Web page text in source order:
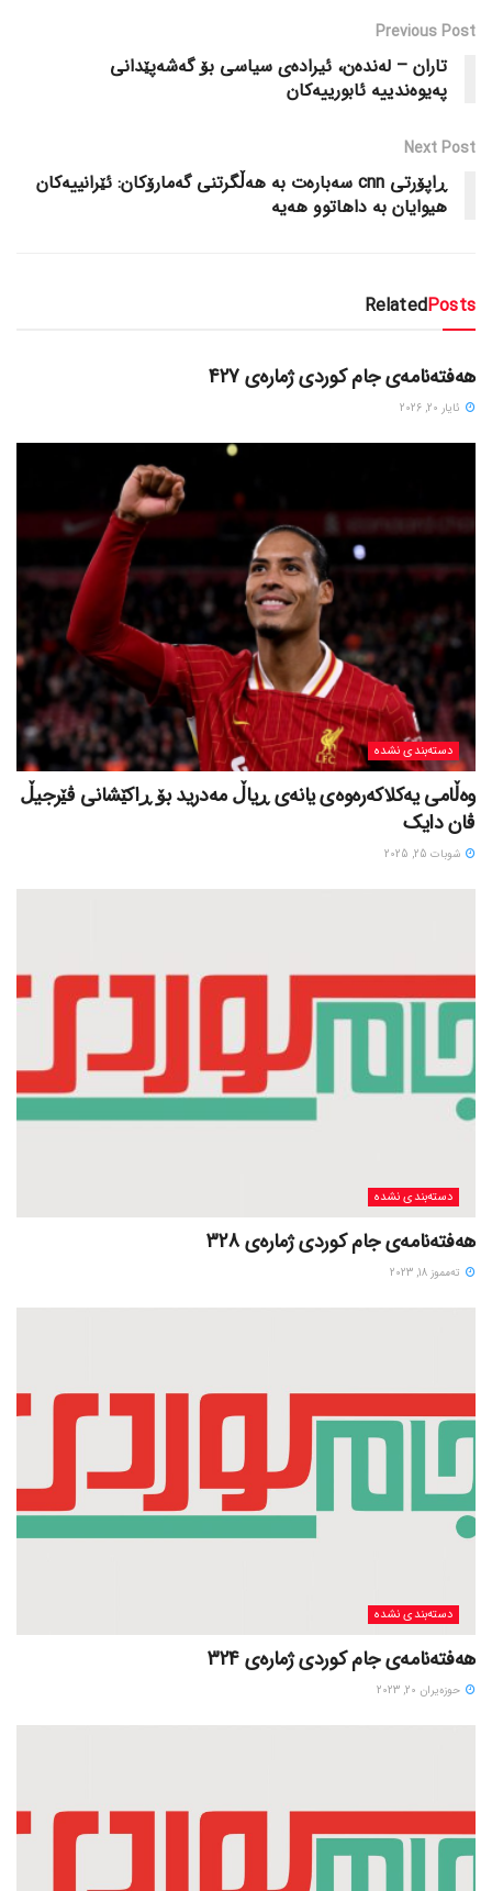
Previous Post
تاران – له‌نده‌ن، ئیراده‌ی سیاسی بۆ گه‌شه‌پێدانی
په‌یوه‌ندییه‌ ئابورییه‌کان
Next Post
ڕاپۆرتی cnn سه‌باره‌ت به‌ هه‌ڵگرتنی گه‌مارۆکان: ئێرانییه‌کان
هیوایان به‌ داهاتوو هه‌یه‌
RelatedPosts
دسته‌بندی نشده
هەفتەنامەی جام کوردی ژمارەی 427
ئایار 20, 2026
دسته‌بندی نشده
وەڵامی یەکلاکەرەوەی یانەی ڕیاڵ مەدرید بۆ ڕاکێشانی ڤێرجیڵ
ڤان دایک
شوبات 25, 2025
دسته‌بندی نشده
هەفتەنامەی جام کوردی ژمارەی 328
ته‌مموز 18, 2023
دسته‌بندی نشده
هەفتەنامەی جام کوردی ژمارەی 324
حوزه‌یران 20, 2023